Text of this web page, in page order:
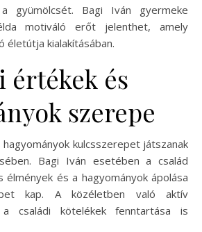
gyümölcsét. Bagi Iván gyermeke
motiváló erőt jelenthet, amely
életútja kialakításában.
értékek és
szerepe
kulcsszerepet játszanak
Bagi Iván esetében a család
élmények és a hagyományok ápolása
kap. A közéletben való aktív
családi kötelékek fenntartása is